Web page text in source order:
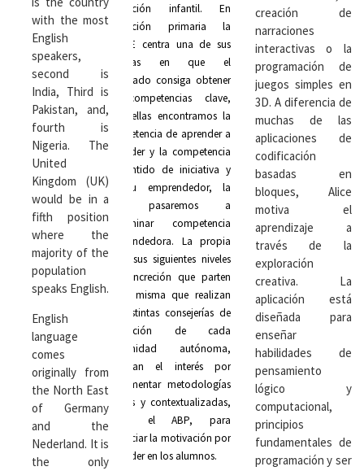
with the most
English
speakers,
second is
India, Third is
Pakistan, and,
fourth is
Nigeria. The
United
Kingdom (UK)
would be in a
fifth position
where the
majority of the
population
speaks English.
English
language
comes
originally from
the North East
of Germany
and the
Nederland. It is
the only
educación infantil. En
educación primaria la
LOMCE centra una de sus
miradas en que el
alumnado consiga obtener
las competencias clave,
entre ellas encontramos la
competencia de aprender a
aprender y la competencia
de sentido de iniciativa y
espíritu emprendedor, la
que pasaremos a
denominar competencia
emprendedora. La propia
ley y sus siguientes niveles
de concreción que parten
de la misma que realizan
las distintas consejerías de
Educación de cada
comunidad autónoma,
abordan el interés por
implementar metodologías
activas y contextualizadas,
como el ABP, para
potenciar la motivación por
aprender en los alumnos.
creación de
narraciones
interactivas o la
programación de
juegos simples en
3D. A diferencia de
muchas de las
aplicaciones de
codificación
basadas en
bloques, Alice
motiva el
aprendizaje a
través de la
exploración
creativa. La
aplicación está
diseñada para
enseñar
habilidades de
pensamiento
lógico y
computacional,
principios
fundamentales de
programación y ser